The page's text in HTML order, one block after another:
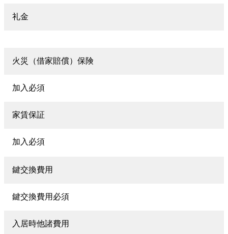
礼金
火災（借家賠償）保険
加入必須
家賃保証
加入必須
鍵交換費用
鍵交換費用必須
入居時他諸費用